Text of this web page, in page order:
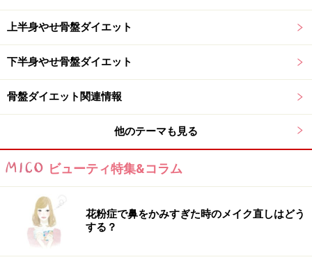
上半身やせ骨盤ダイエット
下半身やせ骨盤ダイエット
骨盤ダイエット関連情報
他のテーマも見る
ビューティ特集&コラム
花粉症で鼻をかみすぎた時のメイク直しはどう
する？